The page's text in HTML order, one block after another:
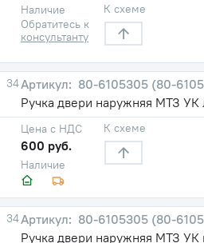
Наличие
Обратитесь к
консультанту
К схеме
34
80-6105305 (80-
Ручка двери наружняя МТЗ УК
Наличие
Цена с НДС
600 руб.
К схеме
34
80-6105305 (80-
Ручка двери наружняя МТЗ УК